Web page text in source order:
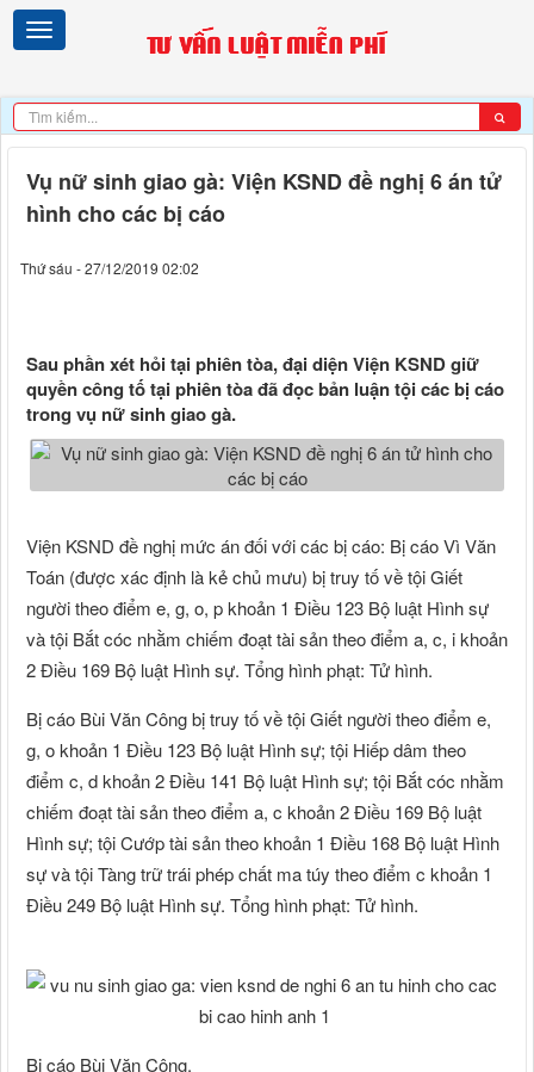
Vụ nữ sinh giao gà: Viện KSND đề nghị 6 án tử
hình cho các bị cáo
Thứ sáu - 27/12/2019 02:02
Sau phần xét hỏi tại phiên tòa, đại diện Viện KSND giữ
quyền công tố tại phiên tòa đã đọc bản luận tội các bị cáo
trong vụ nữ sinh giao gà.
Viện KSND đề nghị mức án đối với các bị cáo: Bị cáo Vì Văn
Toán (được xác định là kẻ chủ mưu) bị truy tố về tội Giết
người theo điểm e, g, o, p khoản 1 Điều 123 Bộ luật Hình sự
và tội Bắt cóc nhằm chiếm đoạt tài sản theo điểm a, c, i khoản
2 Điều 169 Bộ luật Hình sự. Tổng hình phạt: Tử hình.
Bị cáo Bùi Văn Công bị truy tố về tội Giết người theo điểm e,
g, o khoản 1 Điều 123 Bộ luật Hình sự; tội Hiếp dâm theo
điểm c, d khoản 2 Điều 141 Bộ luật Hình sự; tội Bắt cóc nhằm
chiếm đoạt tài sản theo điểm a, c khoản 2 Điều 169 Bộ luật
Hình sự; tội Cướp tài sản theo khoản 1 Điều 168 Bộ luật Hình
sự và tội Tàng trữ trái phép chất ma túy theo điểm c khoản 1
Điều 249 Bộ luật Hình sự. Tổng hình phạt: Tử hình.
Bị cáo Bùi Văn Công.